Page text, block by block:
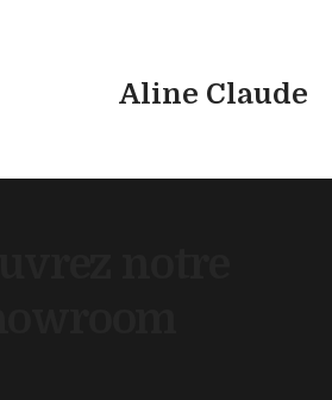
Aline Claude